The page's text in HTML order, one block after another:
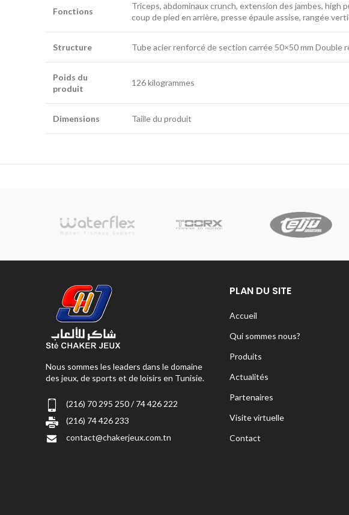
Fonctions
Triceps, abdominaux crunch, extension des jambes,
coup de pied en arrière, presse épaule assise, rangée
Structure Tube acier renforcé de section carrée 50×50 mm Double
Poids du
produit
126 kilogrammes
Dimensions Taille du produit
Nous sommes les leaders dans le domaine
des jeux, de sports et de loisirs en Tunisie.
(216) 70 295 250 / 74 426 222
(216) 74 426 233
contact@chakerjeux.com.tn
PLAN DU SITE
Accueil
Qui sommes nous?
Produits
Actualités
Partenaires
Visite virtuelle
Contact